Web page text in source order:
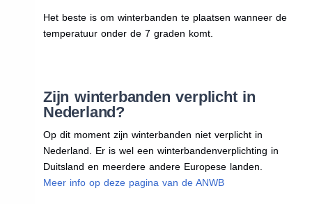
Het beste is om winterbanden te plaatsen wanneer de
temperatuur onder de 7 graden komt.
Zijn winterbanden verplicht in
Nederland?
Op dit moment zijn winterbanden niet verplicht in
Nederland. Er is wel een winterbandenverplichting in
Duitsland en meerdere andere Europese landen.
Meer info op deze pagina van de ANWB